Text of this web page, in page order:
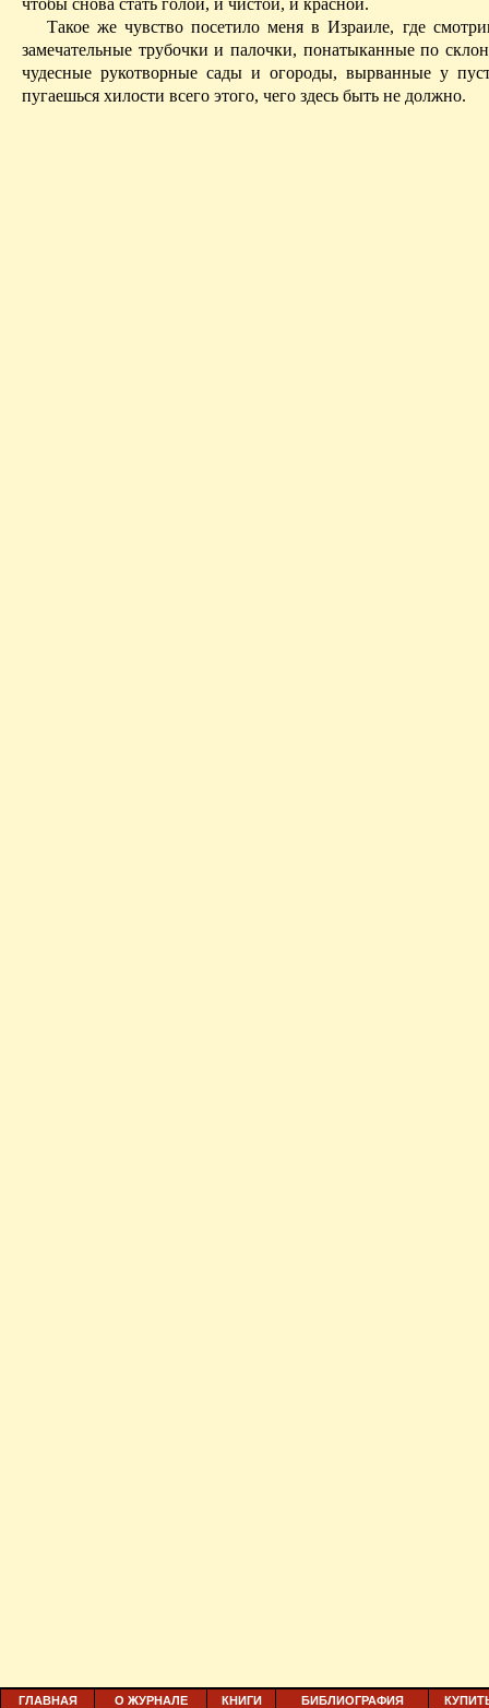
чтобы снова стать голой, и чистой, и красной.
Такое же чувство посетило меня в Израиле, где
замечательные трубочки и палочки, понатыканные по
чудесные рукотворные сады и огороды, вырванные у
пугаешься хилости всего этого, чего здесь быть не должно.
ГЛАВНАЯ О ЖУРНАЛЕ КНИГИ БИБЛИОГРАФИЯ